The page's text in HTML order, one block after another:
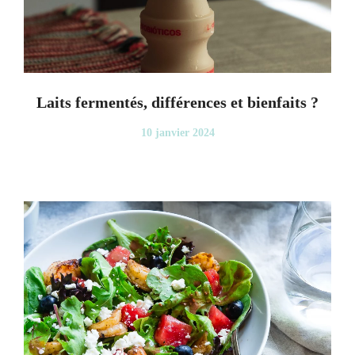
Laits fermentés, différences et bienfaits ?
10 janvier 2024